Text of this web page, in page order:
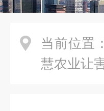
当前位置：
慧农业让